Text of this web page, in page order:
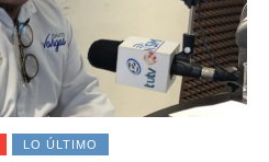
LO ÚLTIMO